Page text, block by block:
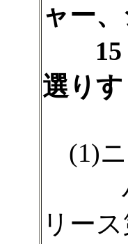
ャー
15
選り
(1)ニ
パガ
リー